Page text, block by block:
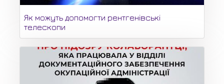
Як можуть допомогти рентгенівські
телескопи